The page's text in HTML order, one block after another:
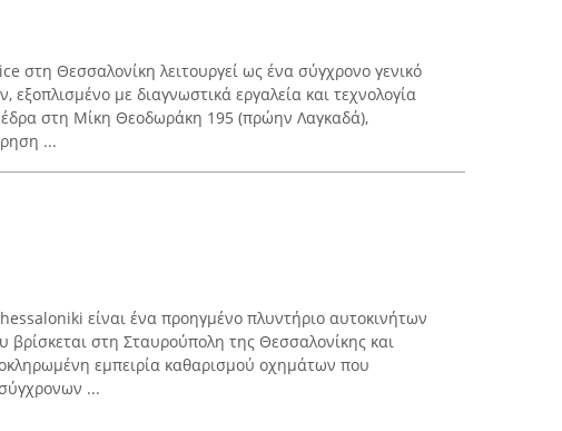
στη Θεσσαλονίκη λειτουργεί ως ένα σύγχρονο γενικό
εξοπλισμένο με διαγνωστικά εργαλεία και τεχνολογία
έδρα στη Μίκη Θεοδωράκη 195 (πρώην Λαγκαδά),
...
είναι ένα προηγμένο πλυντήριο αυτοκινήτων
βρίσκεται στη Σταυρούπολη της Θεσσαλονίκης και
εμπειρία καθαρισμού οχημάτων που
...